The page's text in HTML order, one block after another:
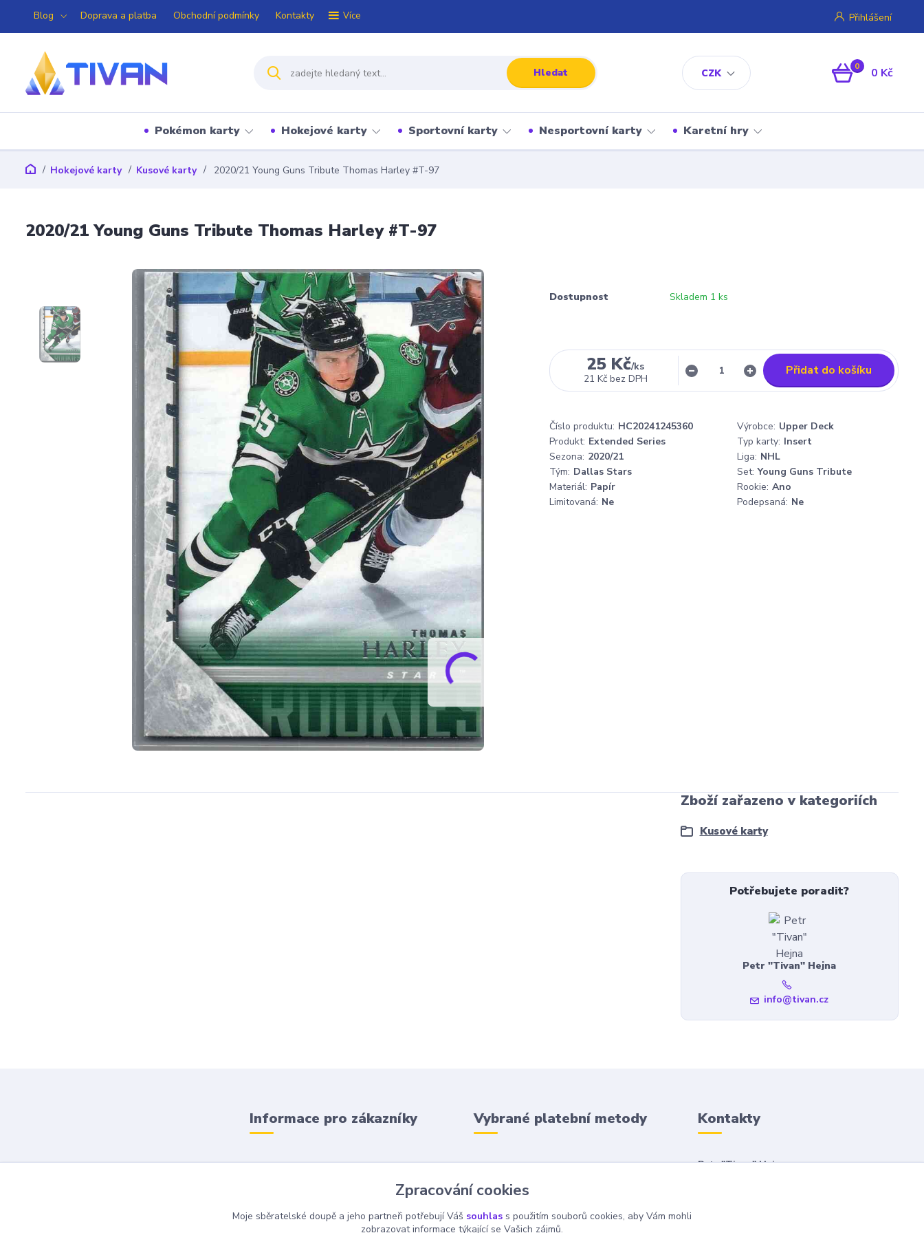
Blog Doprava a platba Obchodní podmínky Kontakty Více
CZK
Přihlášení
Hledat 0 0 Kč
Pokémon karty Hokejové karty Sportovní karty Nesportovní karty Karetní hry
Hokejové karty Kusové karty 2020/21 Young Guns Tribute Thomas Harley #T-97
2020/21 Young Guns Tribute Thomas Harley #T-97
Dostupnost Skladem 1 ks
25 Kč/ks
21 Kč bez DPH
Přidat do košíku
Číslo produktu: HC20241245360 Výrobce: Upper Deck
Produkt: Extended Series Typ karty: Insert
Sezona: 2020/21 Liga: NHL
Tým: Dallas Stars Set: Young Guns Tribute
Materiál: Papír Rookie: Ano
Limitovaná: Ne Podepsaná: Ne
Zboží zařazeno v kategoriích
Kusové karty
Potřebujete poradit?
Petr "Tivan" Hejna
info@tivan.cz
Informace pro zákazníky
Obchodní podmínky
Kontakty
Vybrané platební metody Kontakty
Petr "Tivan" Hejna
Zpracování cookies
Moje sběratelské doupě a jeho partneři potřebují Váš souhlas s použitím souborů cookies, aby Vám mohli
zobrazovat informace týkající se Vašich zájmů.